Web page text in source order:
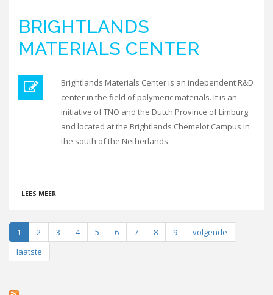
BRIGHTLANDS
MATERIALS CENTER
Brightlands Materials Center is an independent R&D
center in the field of polymeric materials. It is an
initiative of TNO and the Dutch Province of Limburg
and located at the Brightlands Chemelot Campus in
the south of the Netherlands.
LEES MEER
1 2 3 4 5 6 7 8 9
volgende
laatste